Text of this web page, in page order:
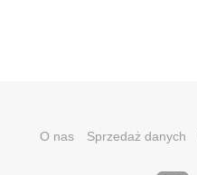
O nas Sprzedaż danych